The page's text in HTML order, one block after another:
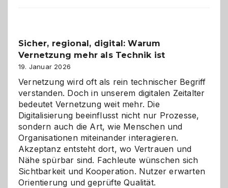
ein
dreifaches
Alaaf!
Sicher, regional, digital: Warum
Vernetzung mehr als Technik ist
19. Januar 2026
Vernetzung wird oft als rein technischer Begriff
verstanden. Doch in unserem digitalen Zeitalter
bedeutet Vernetzung weit mehr. Die
Digitalisierung beeinflusst nicht nur Prozesse,
sondern auch die Art, wie Menschen und
Organisationen miteinander interagieren.
Akzeptanz entsteht dort, wo Vertrauen und
Nähe spürbar sind. Fachleute wünschen sich
Sichtbarkeit und Kooperation. Nutzer erwarten
Orientierung und geprüfte Qualität.